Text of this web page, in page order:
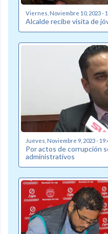
Viernes, Noviembre 10, 2023 -
Alcalde recibe visita de
Jueves, Noviembre 9, 2023 -
Por actos de corrupción
administrativos